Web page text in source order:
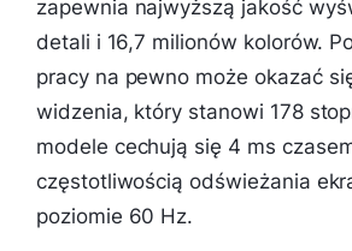
zapewnia najwyższą jakość
detali i 16,7 milionów kolorów.
pracy na pewno może okazać
widzenia, który stanowi 178
modele cechują się 4 ms
częstotliwością odświeżania
poziomie 60 Hz.